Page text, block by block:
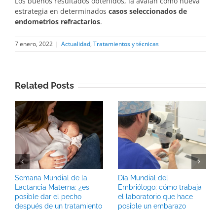
estrategia en determinados casos seleccionados de
endometrios refractarios.
7 enero, 2022 | Actualidad, Tratamientos y técnicas
Related Posts
Semana Mundial de la
Lactancia Materna: ¿es
posible dar el pecho
después de un tratamiento
Día Mundial del
Embriólogo: cómo trabaja
el laboratorio que hace
posible un embarazo